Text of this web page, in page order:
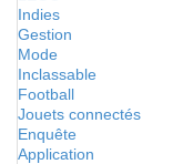
Indies
Gestion
Mode
Inclassable
Football
Jouets connectés
Enquête
Application